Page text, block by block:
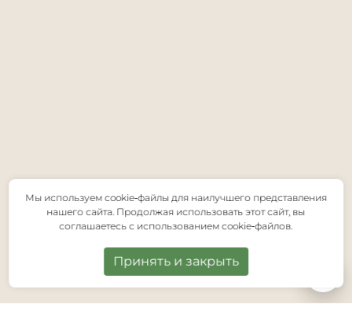
Мы используем cookie‑файлы для наилучшего представления
нашего сайта. Продолжая использовать этот сайт, вы
соглашаетесь с использованием cookie‑файлов.
Принять и закрыть